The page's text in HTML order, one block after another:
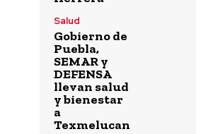
Salud
Gobierno de
Puebla,
SEMAR y
DEFENSA
llevan salud
y bienestar
a
Texmelucan